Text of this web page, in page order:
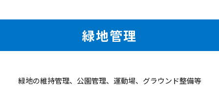
緑地管理
緑地の維持管理、公園管理、運動場、グラウンド整備等